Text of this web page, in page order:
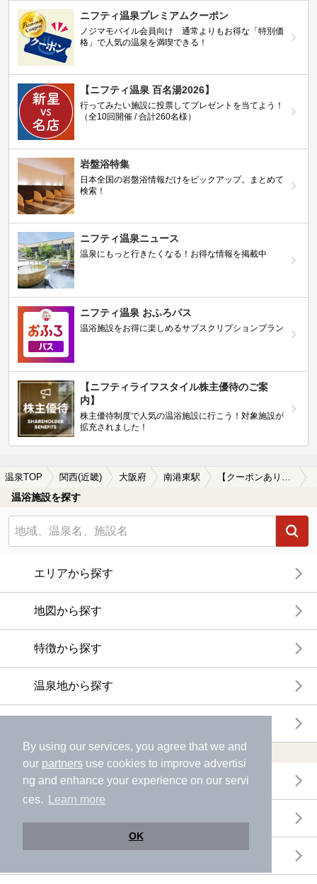
By using our services, you agree that we and
our partners use cookies to improve advertisi
ng and enhance your experience on our servi
ces.
Learn more
OK
ニフティ温泉プレミアムクーポン
ノジマモバイル会員向け 通常よりもお得な「特別価
格」で人気の温泉を満喫できる！
【ニフティ温泉 百名湯2026】
行ってみたい施設に投票してプレゼントを当てよう！
（全10回開催 / 合計260名様）
岩盤浴特集
日本全国の岩盤浴情報だけをピックアップ。まとめて
検索！
ニフティ温泉ニュース
温泉にもっと行きたくなる！お得な情報を掲載中
ニフティ温泉 おふろパス
温浴施設をお得に楽しめるサブスクリプションプラン
【ニフティライフスタイル株主優待のご案
内】
株主優待制度で人気の温浴施設に行こう！対象施設が
拡充されました！
温泉TOP 関西(近畿) 大阪府 南港東駅 【クーポンあり】女子旅・女子会におすすめの南港東駅近くの温泉、日帰り温泉、スーパー銭湯おすすめ
温浴施設を探す
エリアから探す
地図から探す
特徴から探す
温泉地から探す
おトクに利用する
電子チケットが利用できる施設一覧